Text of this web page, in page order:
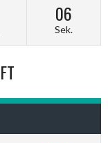
05
Sek.